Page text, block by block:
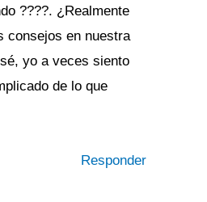
????. ¿Realmente
consejos en nuestra
yo a veces siento
de lo que
Responder